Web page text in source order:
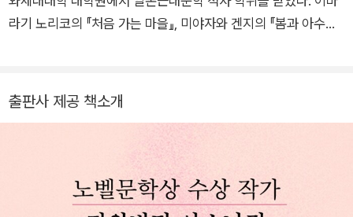
예술문화훈장 등을 받았다. 일본 고유의 미를 살린 독자적인 문학
세계를 창조했다는 평가를 받으며, 1968년 일본 최초로 노벨문
라기 노리코의 『처음 가는 마을』, 미야자와 겐지의 『봄과 아수라』
고독한 날』 등을 썼다.
출판사 제공 책소개